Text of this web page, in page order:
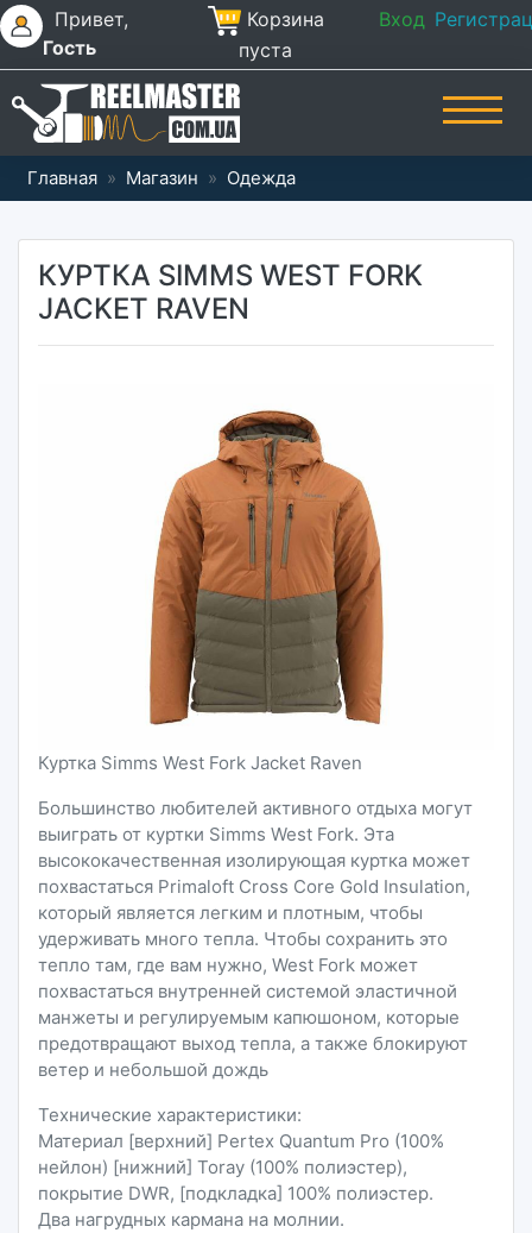
Привет,
Гость
Корзина
пуста
Вход
Главная » Магазин » Одежда
КУРТКА SIMMS WEST FORK
JACKET RAVEN
Куртка Simms West Fork Jacket Raven
Большинство любителей активного отдыха могут
выиграть от куртки Simms West Fork. Эта
высококачественная изолирующая куртка может
похвастаться Primaloft Cross Core Gold Insulation,
который является легким и плотным, чтобы
удерживать много тепла. Чтобы сохранить это
тепло там, где вам нужно, West Fork может
похвастаться внутренней системой эластичной
манжеты и регулируемым капюшоном, которые
предотвращают выход тепла, а также блокируют
ветер и небольшой дождь
Технические характеристики:
Материал [верхний] Pertex Quantum Pro (100%
нейлон) [нижний] Toray (100% полиэстер),
покрытие DWR, [подкладка] 100% полиэстер.
Два нагрудных кармана на молнии.